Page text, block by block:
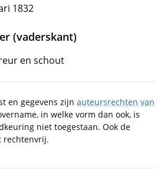
1832
(vaderskant)
en schout
en gegevens zijn auteursrechten van
in welke vorm dan ook, is
niet toegestaan. Ook de
rechtenvrij.